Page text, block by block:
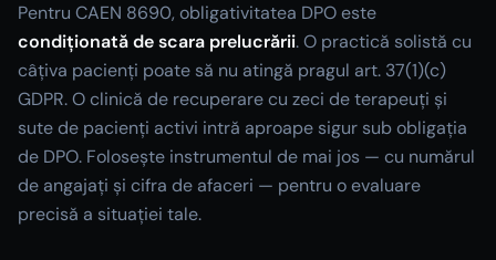
Pentru CAEN 8690, obligativitatea DPO este
condiționată de scara prelucrării. O practică solistă cu
câțiva pacienți poate să nu atingă pragul art. 37(1)(c)
GDPR. O clinică de recuperare cu zeci de terapeuți și
sute de pacienți activi intră aproape sigur sub obligația
de DPO. Folosește instrumentul de mai jos — cu numărul
de angajați și cifra de afaceri — pentru o evaluare
precisă a situației tale.